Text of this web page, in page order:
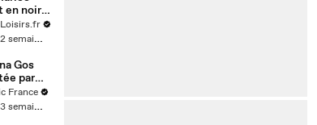
en noir
il y a 2 semaines
Gos
par
France
il y a 3 semaines